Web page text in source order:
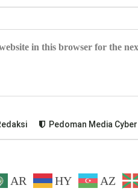
in this browser for the
Pedoman Media Cyber
AR HY AZ